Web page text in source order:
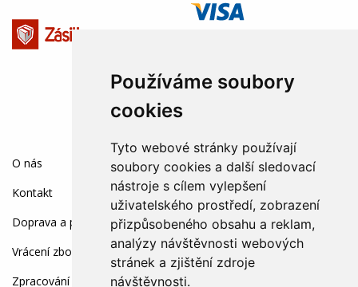
Používáme soubory
cookies
Tyto webové stránky používají
soubory cookies a další sledovací
nástroje s cílem vylepšení
uživatelského prostředí, zobrazení
přizpůsobeného obsahu a reklam,
analýzy návštěvnosti webových
stránek a zjištění zdroje
návštěvnosti.
O nás
Kontakt
Doprava a platba
Vrácení zboží a reklamace
Zpracování osobních údajů
SOCIÁLNÍ SÍTĚ: